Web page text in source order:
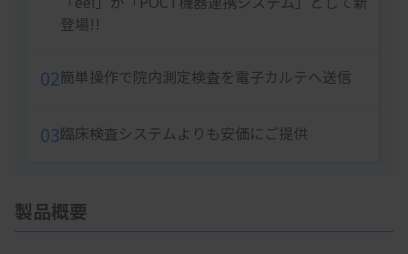
登場!!
02簡単操作で院内測定検査を電子カルテへ送信
03臨床検査システムよりも安価にご提供
製品概要